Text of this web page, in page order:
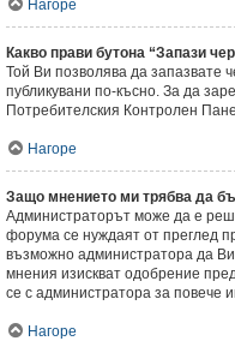
Нагоре
Какво прави бутона “Запази
Той Ви позволява да запазвате
публикувани по-късно. За да
Потребителския Контролен
Нагоре
Защо мнението ми трябва да
Администраторът може да е
форума се нуждаят от преглед
възможно администратора да
мнения изискват одобрение
се с администратора за повече
Нагоре